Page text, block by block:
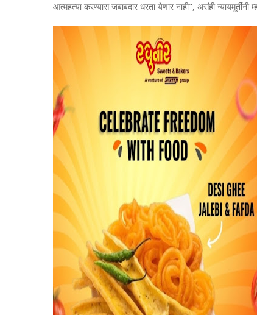
आत्महत्या करण्यास जबाबदार धरता येणार नाही", असंही न्यायमूर्तींनी